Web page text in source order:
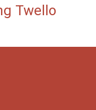
Twello